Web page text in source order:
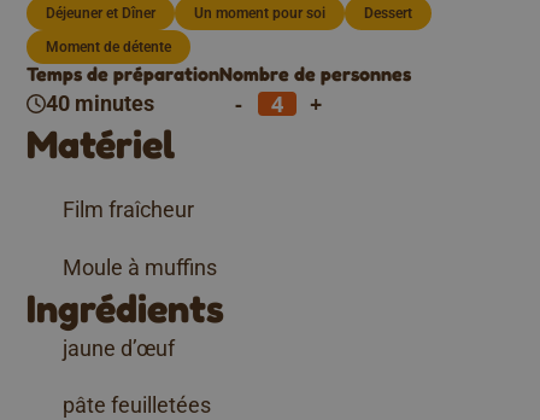
Déjeuner et Dîner Un moment pour soi
Dessert
Moment de détente
Temps de préparation
40 minutes
Nombre de personnes
- +
Matériel
Film fraîcheur
Moule à muffins
Ingrédients
jaune d’œuf
pâte feuilletées